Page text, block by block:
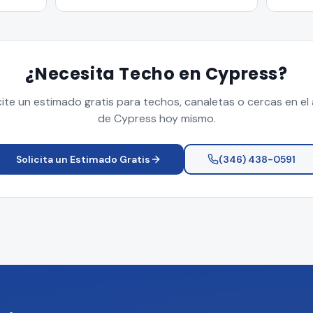
¿Necesita Techo en Cypress?
un estimado gratis para techos, canaletas o cercas en el
de Cypress hoy mismo.
Solicita un Estimado Gratis (346) 438-0591